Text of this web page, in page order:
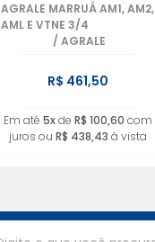
AGRALE MARRUÁ AM1, AM2,
AML E VTNE 3/4
/ AGRALE
R$ 461,50
Em até 5xde R$ 100,60 com
juros ou R$ 438,43 à vista